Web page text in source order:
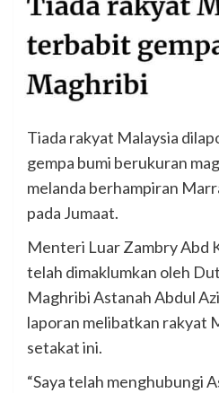
Tiada rakyat Malaysia
gempa bumi berukuran
melanda berhampiran
pada Jumaat.
Menteri Luar Zambry Abd
telah dimaklumkan oleh
Maghribi Astanah Abdul
laporan melibatkan rakyat
setakat ini.
“Saya telah menghubungi